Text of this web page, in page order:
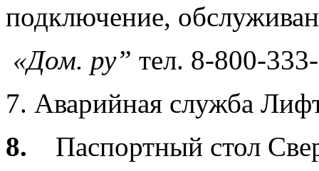
подключение,
«Дом. ру” тел. 8-800-
7. Аварийная служба
8. Паспортный стол